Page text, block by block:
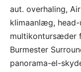
aut. overhaling,
klimaanlæg, head-
multikontursæder
Burmester
panorama-el-